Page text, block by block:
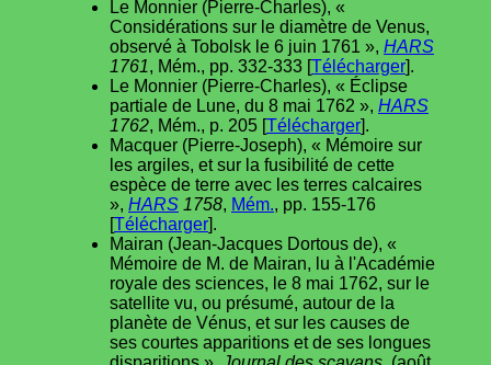
Le Monnier (Pierre-Charles), «
Considérations sur le diamètre de Venus,
observé à Tobolsk le 6 juin 1761 », HARS
1761, Mém., pp. 332-333 [Télécharger].
Le Monnier (Pierre-Charles), « Éclipse
partiale de Lune, du 8 mai 1762 », HARS
1762, Mém., p. 205 [Télécharger].
Macquer (Pierre-Joseph), « Mémoire sur
les argiles, et sur la fusibilité de cette
espèce de terre avec les terres calcaires
», HARS 1758, Mém., pp. 155-176
[Télécharger].
Mairan (Jean-Jacques Dortous de), «
Mémoire de M. de Mairan, lu à l'Académie
royale des sciences, le 8 mai 1762, sur le
satellite vu, ou présumé, autour de la
planète de Vénus, et sur les causes de
ses courtes apparitions et de ses longues